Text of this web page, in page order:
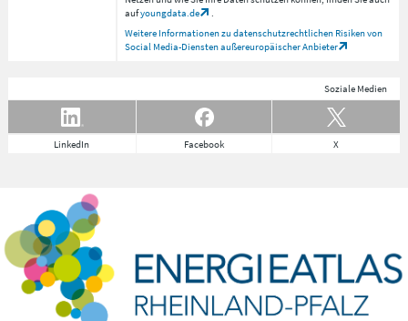
aufyoungdata.de
Weitere Informationen zu datenschutzrechtlichen Risiken von
Social Media-Diensten außereuropäischer Anbieter
Soziale Medien
LinkedIn Facebook X